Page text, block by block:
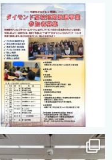
cts.international.friendship
8月 12
cts.international.friendship
8月 12